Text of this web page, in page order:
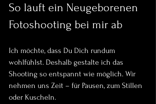
So läuft ein Neugeborenen
Fotoshooting bei mir ab
Ich möchte, dass Du Dich rundum
wohlfühlst. Deshalb gestalte ich das
Shooting so entspannt wie möglich. Wir
nehmen uns Zeit – für Pausen, zum Stillen
oder Kuscheln.